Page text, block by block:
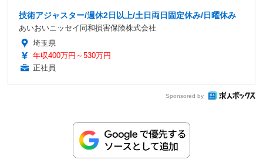
技術アジャスター/週休2日以上/土日両日固定休み/日曜休み
あいおいニッセイ同和損害保険株式会社
埼玉県
年収400万円～530万円
正社員
Sponsored by